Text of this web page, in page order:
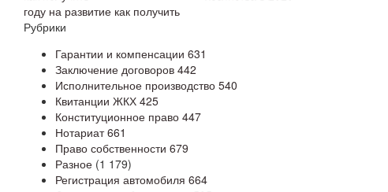
году на развитие как получить
Рубрики
Гарантии и компенсации 631
Заключение договоров 442
Исполнительное производство 540
Квитанции ЖКХ 425
Конституционное право 447
Нотариат661
Право собственности 679
Разное (1 179)
Регистрация автомобиля 664